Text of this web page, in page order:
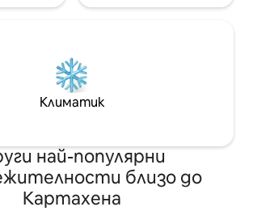
Климатик
най-популярни
близо до
Картахена